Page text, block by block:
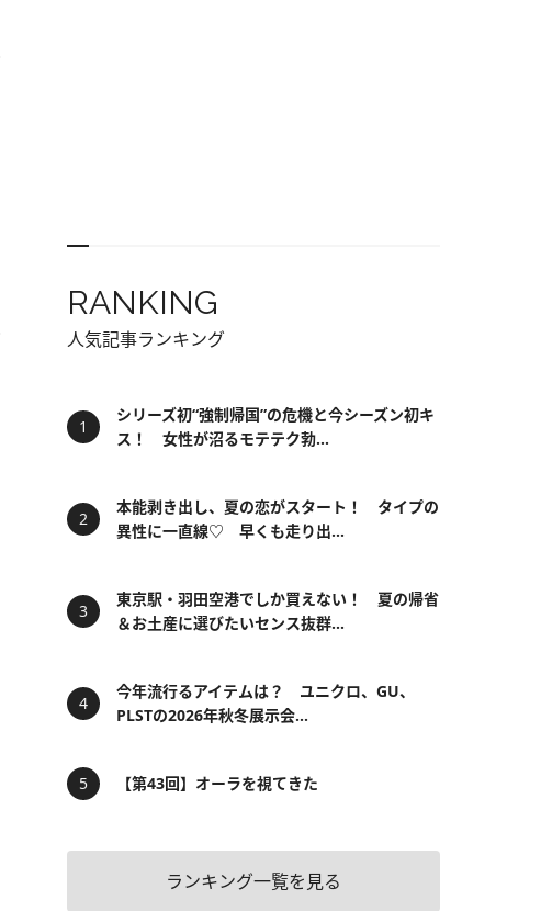
RANKING
人気記事ランキング
シリーズ初“強制帰国”の危機と今シーズン初キ
ス！ 女性が沼るモテテク勃...
本能剥き出し、夏の恋がスタート！ タイプの
異性に一直線♡ 早くも走り出...
東京駅・羽田空港でしか買えない！ 夏の帰省
＆お土産に選びたいセンス抜群...
今年流行るアイテムは？ ユニクロ、GU、
PLSTの2026年秋冬展示会...
【第43回】オーラを視てきた
ランキング一覧を見る